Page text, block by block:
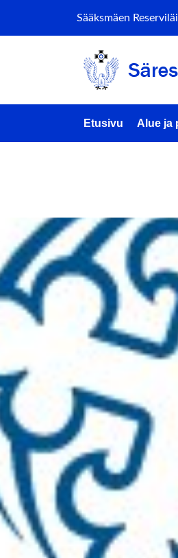
Sääksmäen
Etusivu Alue ja